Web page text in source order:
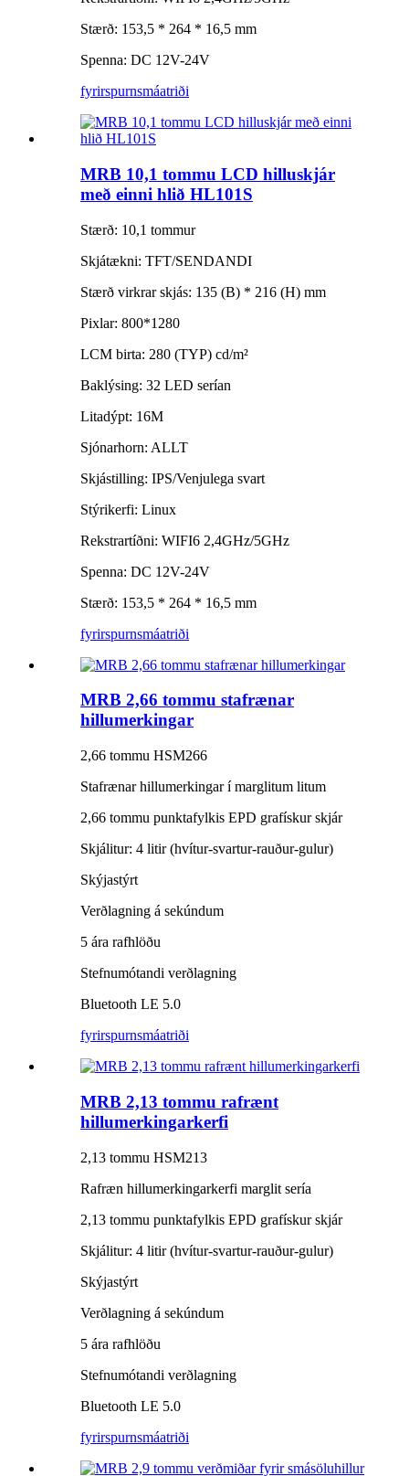
Stærð: 153,5 * 264 * 16,5 mm
Spenna: DC 12V-24V
fyrirspurnsmáatriði
MRB 10,1 tommu LCD hilluskjár
með einni hlið HL101S
Stærð: 10,1 tommur
Skjátækni: TFT/SENDANDI
Stærð virkrar skjás: 135 (B) * 216 (H) mm
Pixlar: 800*1280
LCM birta: 280 (TYP) cd/m²
Baklýsing: 32 LED serían
Litadýpt: 16M
Sjónarhorn: ALLT
Skjástilling: IPS/Venjulega svart
Stýrikerfi: Linux
Rekstrartíðni: WIFI6 2,4GHz/5GHz
Spenna: DC 12V-24V
Stærð: 153,5 * 264 * 16,5 mm
fyrirspurnsmáatriði
MRB 2,66 tommu stafrænar
hillumerkingar
2,66 tommu HSM266
Stafrænar hillumerkingar í marglitum litum
2,66 tommu punktafylkis EPD grafískur skjár
Skjálitur: 4 litir (hvítur-svartur-rauður-gulur)
Skýjastýrt
Verðlagning á sekúndum
5 ára rafhlöðu
Stefnumótandi verðlagning
Bluetooth LE 5.0
fyrirspurnsmáatriði
MRB 2,13 tommu rafrænt
hillumerkingarkerfi
2,13 tommu HSM213
Rafræn hillumerkingarkerfi marglit sería
2,13 tommu punktafylkis EPD grafískur skjár
Skjálitur: 4 litir (hvítur-svartur-rauður-gulur)
Skýjastýrt
Verðlagning á sekúndum
5 ára rafhlöðu
Stefnumótandi verðlagning
Bluetooth LE 5.0
fyrirspurnsmáatriði